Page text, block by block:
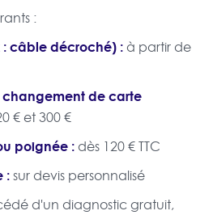
:
câble décroché) :à partir de
changement de carte
€ et 300 €
poignée : dès 120 € TTC
:sur devis personnalisé
d'un diagnostic gratuit,